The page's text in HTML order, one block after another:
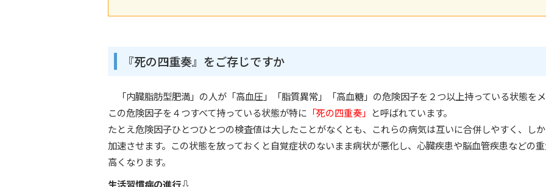
『死の四重奏』をご存じですか
「内臓脂肪型肥満」の人が「高血圧」「脂質異常」「高血糖」の危険因子を２つ以上持っている状態を
この危険因子を４つすべて持っている状態が特に 「死の四重奏」 と呼ばれています。
たとえ危険因子ひとつひとつの検査値は大したことがなくとも、これらの病気は互いに合併しやすく、し
加速させます。この状態を放っておくと自覚症状のないまま病状が悪化し、心臓疾患や脳血管疾患などの
高くなります。
生活習慣病の進行⇩